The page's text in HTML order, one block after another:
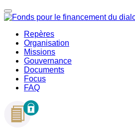
Repères
Organisation
Missions
Gouvernance
Documents
Focus
FAQ